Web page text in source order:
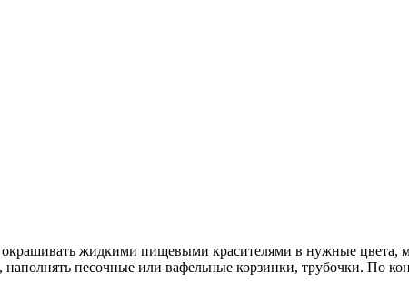
окрашивать жидкими пищевыми красителями в нужные
песочные или вафельные корзинки, трубочки. По